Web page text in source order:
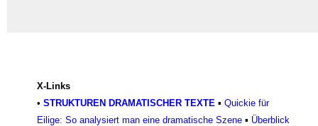
X-Links
• STRUKTUREN DRAMATISCHER TEXTE ▪ Quickie für
Eilige: So analysiert man eine dramatische Szene ▪ Überblick